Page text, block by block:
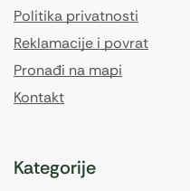
Politika privatnosti
Reklamacije i povrat
Pronađi na mapi
Kontakt
Kategorije